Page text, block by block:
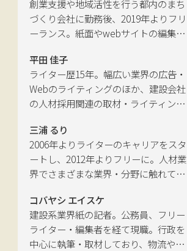
『LIGARE』初代編集長を経て、2013年
に独立。国土交通省の「自転車の活用
推進に向けた有識者会議」、「交通政
共交通部会」、「MaaS関連データ検
討会」、SIP第2期自動運転（システム
とサービスの拡張）ピアレビュー委員
会などの委員を歴任。
創業支援や地域活性を行う都内のまち
づくり会社に勤務後、2019年よりフリ
ーランス。紙面やwebサイトの編集、
どの執筆を中心に、ジャンルを問わず
活動。四国にある築100年の実家をど
う生かすかが長年の悩み。
平田 佳子
ライター歴15年。幅広い業界の広告・
Webのライティングのほか、建設会社
の人材採用関連の取材・ライティング
仕事をしていたため、小さな頃から憧
れあり。
三浦 るり
2006年よりライターのキャリアをスタ
ートし、2012年よりフリーに。人材業
界でさまざまな業界・分野に触れてき
を手掛ける。現在は特に建築や不動
産、さらにはDX分野を探究中。
コバヤシ エイスケ
建設系業界紙の記者。公務員、フリー
ライター・編集者を経て現職。行政を
中心に執筆・取材しており、物流や環